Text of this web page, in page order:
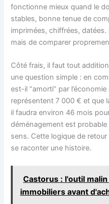
fonctionne mieux quand le
stables, bonne tenue de
imprimées, chiffrées, datées.
mais de comparer
Côté frais, il faut tout
une question simple : en
est-il “amorti” par
représentent 7 000 € et que
il faudra environ 46 mois
déménagement est
sens. Cette logique de
se raconter une histoire.
Castorus : l'outil
immobiliers avant